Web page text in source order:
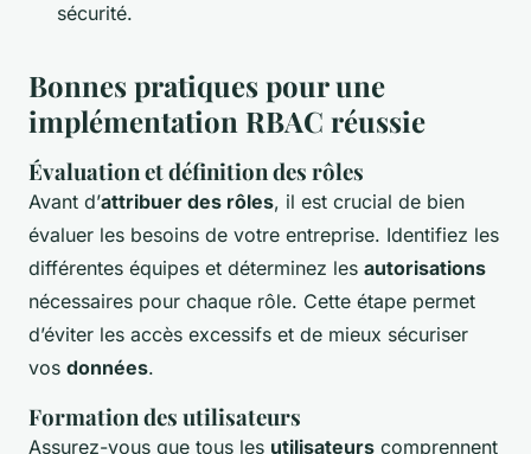
sécurité.
Bonnes pratiques pour une
implémentation RBAC réussie
Évaluation et définition des rôles
Avant d’attribuer des rôles, il est crucial de bien
évaluer les besoins de votre entreprise. Identifiez les
différentes équipes et déterminez les autorisations
nécessaires pour chaque rôle. Cette étape permet
d’éviter les accès excessifs et de mieux sécuriser
vos données.
Formation des utilisateurs
Assurez-vous que tous les utilisateurs comprennent